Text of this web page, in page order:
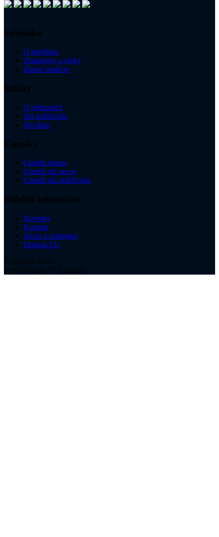
Stredisko
O stredisku
Zjazdovky a vleky
Zimné atrakcie
Služby
O reštaurácii
Ski požičovňa
Ski shop
Cenníky
Cenník skipas
Cenník ski servis
Cenník ski požičovňa
Dôležité informácie
Novinky
Kontakt
Akcie a podujatia
Dotácia EU
Copyright 2026
Vytvoril Elias IT Solutions